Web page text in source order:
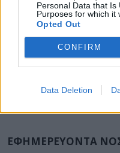
Personal Data that Is
Purposes for which it
Opted Out
CONFIRM
Data Deletion
ΕΦΗΜΕΡΕΥΟΝΤΑ